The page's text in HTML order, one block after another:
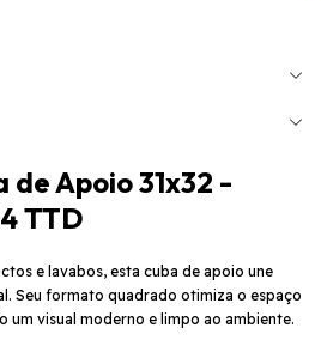
de Apoio 31x32 -
TTD
e lavabos, esta cuba de apoio une
Seu formato quadrado otimiza o espaço
um visual moderno e limpo ao ambiente.